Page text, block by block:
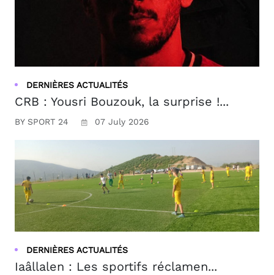
DERNIÈRES ACTUALITÉS
CRB : Yousri Bouzouk, la surprise !...
BY SPORT 24 07 July 2026
DERNIÈRES ACTUALITÉS
Iaâllalen : Les sportifs réclamen...